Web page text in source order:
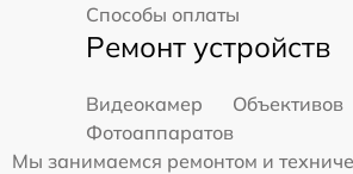
Способы оплаты
Ремонт устройств
Видеокамер
Объективов
Фотоаппаратов
Мы занимаемся ремонтом и